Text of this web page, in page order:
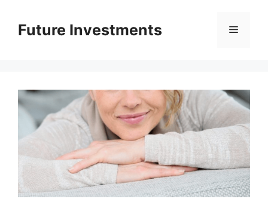
вмістуFuture Investments Меню